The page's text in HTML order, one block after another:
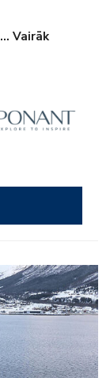
… Vairāk